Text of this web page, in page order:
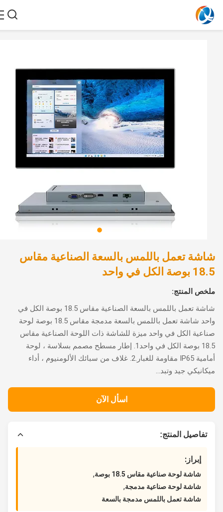
تعمل باللمس بالسعة الصناعية مقاس
في واحد
المنتج:
شاشة تعمل باللمس بالسعة الصناعية مقاس 18.5 بوصة الكل في
واحد شاشة تعمل باللمس بالسعة مدمجة مقاس 18.5 بوصة لوحة
الكل في واحد ميزة للشاشة ذات اللوحة الصناعية مقاس
18.5 بوصة الكل في واحد1. إطار مسطح مصمم بسلاسة ، لوحة
أمامية IP65 مقاومة للغبار.2. غلاف من سبائك الألومنيوم ، أداء
جيد وتبد...
اسأل الآن
تفاصيل المنتج:
إبراز:
شاشة لوحة صناعية مقاس 18.5 بوصة ,
شاشة لوحة صناعية مدمجة,
شاشة تعمل باللمس مدمجة بالسعة